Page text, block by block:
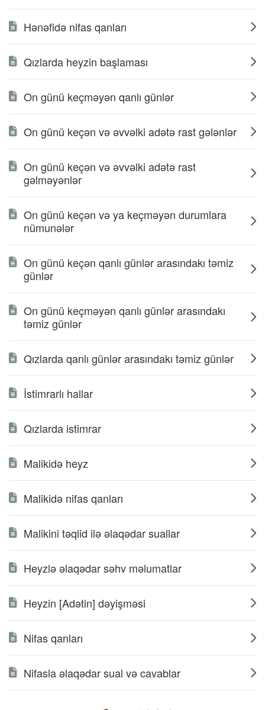
Hənəfidə nifas qanları
Qızlarda heyzin başlaması
On günü keçməyən qanlı günlər
On günü keçən və əvvəlki adətə rast gələnlər
On günü keçən və əvvəlki adətə rast
gəlməyənlər
On günü keçən və ya keçməyən durumlara
nümunələr
On günü keçən qanlı günlər arasındakı təmiz
günlər
On günü keçməyən qanlı günlər arasındakı
təmiz günlər
Qızlarda qanlı günlər arasındakı təmiz günlər
İstimrarlı hallar
Qızlarda istimrar
Malikidə heyz
Malikidə nifas qanları
Malikini təqlid ilə əlaqədar suallar
Heyzlə əlaqədar səhv məlumatlar
Heyzin [Adətin] dəyişməsi
Nifas qanları
Nifasla əlaqədar sual və cavablar